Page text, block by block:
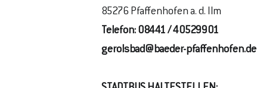
85276 Pfaffenhofen a. d. Ilm
Telefon: 08441 / 40529901
gerolsbad@baeder-pfaffenhofen.de